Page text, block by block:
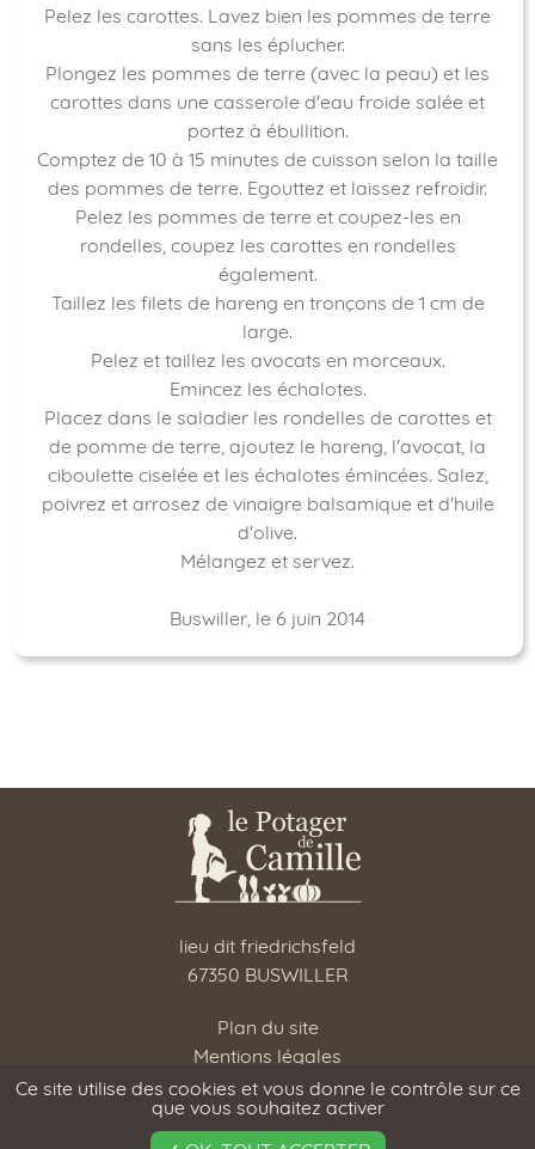
Pelez les carottes. Lavez bien les pommes de terre
sans les éplucher.
Plongez les pommes de terre (avec la peau) et les
carottes dans une casserole d'eau froide salée et
portez à ébullition.
Comptez de 10 à 15 minutes de cuisson selon la taille
des pommes de terre. Egouttez et laissez refroidir.
Pelez les pommes de terre et coupez-les en
rondelles, coupez les carottes en rondelles
également.
Taillez les filets de hareng en tronçons de 1 cm de
large.
Pelez et taillez les avocats en morceaux.
Emincez les échalotes.
Placez dans le saladier les rondelles de carottes et
de pomme de terre, ajoutez le hareng, l'avocat, la
ciboulette ciselée et les échalotes émincées. Salez,
poivrez et arrosez de vinaigre balsamique et d'huile
d'olive.
Mélangez et servez.
Buswiller, le 6 juin 2014
lieu dit friedrichsfeld
67350 BUSWILLER
Plan du site
Mentions légales
RGPD
Ce site utilise des cookies et vous donne le contrôle sur ce
que vous souhaitez activer